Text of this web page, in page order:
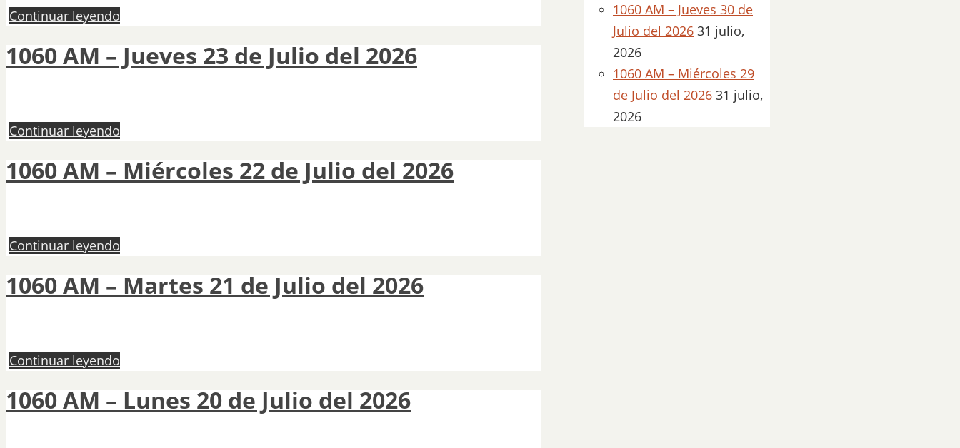
Continuar leyendo
1060 AM – Jueves 23 de Julio del 2026
Continuar leyendo
1060 AM – Miércoles 22 de Julio del 2026
Continuar leyendo
1060 AM – Martes 21 de Julio del 2026
Continuar leyendo
1060 AM – Lunes 20 de Julio del 2026
1060 AM – Jueves 30 de
Julio del 2026 31 julio,
2026
1060 AM – Miércoles 29
de Julio del 2026 31 julio,
2026